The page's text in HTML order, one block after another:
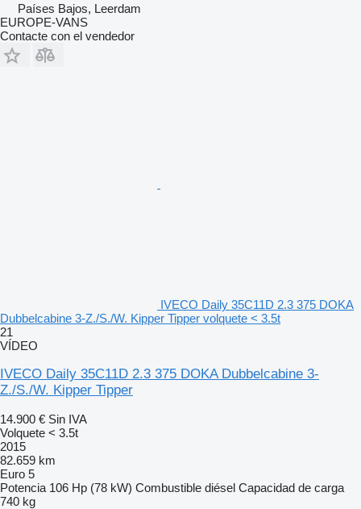
Países Bajos, Leerdam
EUROPE-VANS
Contacte con el vendedor
IVECO Daily 35C11D 2.3 375 DOKA
Dubbelcabine 3-Z./S./W. Kipper Tipper volquete < 3.5t
21
VÍDEO
IVECO Daily 35C11D 2.3 375 DOKA Dubbelcabine 3-
Z./S./W. Kipper Tipper
14.900 € Sin IVA
Volquete < 3.5t
2015
82.659 km
Euro 5
Potencia 106 Hp (78 kW) Combustible diésel Capacidad de carga
740 kg